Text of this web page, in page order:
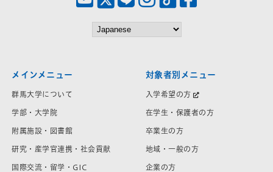
メインメニュー
群馬大学について
学部・大学院
附属施設・図書館
研究・産学官連携・社会貢献
国際交流・留学・GIC
対象者別メニュー
入学希望の方
在学生・保護者の方
卒業生の方
地域・一般の方
企業の方